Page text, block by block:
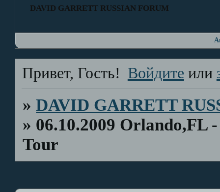
DAVID GARRETT RUSSIAN FORUM
Привет, Гость! Войдите или
»DAVID GARRETT
» 06.10.2009 Orlando,FL
Tour